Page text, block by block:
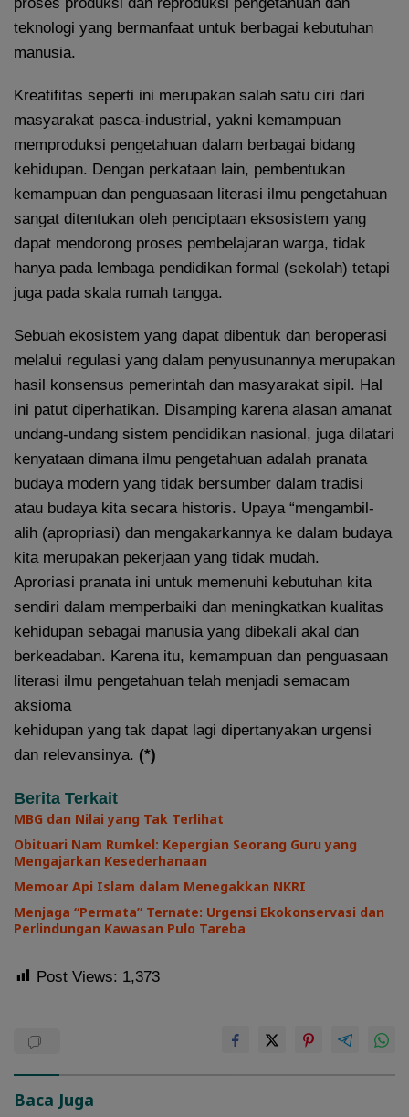
teknologi yang bermanfaat untuk berbagai kebutuhan
manusia.
Kreatifitas seperti ini merupakan salah satu ciri dari
masyarakat pasca-industrial, yakni kemampuan
memproduksi pengetahuan dalam berbagai bidang
kehidupan. Dengan perkataan lain, pembentukan
kemampuan dan penguasaan literasi ilmu pengetahuan
sangat ditentukan oleh penciptaan eksosistem yang
dapat mendorong proses pembelajaran warga, tidak
hanya pada lembaga pendidikan formal (sekolah) tetapi
juga pada skala rumah tangga.
Sebuah ekosistem yang dapat dibentuk dan beroperasi
melalui regulasi yang dalam penyusunannya merupakan
hasil konsensus pemerintah dan masyarakat sipil. Hal
ini patut diperhatikan. Disamping karena alasan amanat
undang-undang sistem pendidikan nasional, juga dilatari
kenyataan dimana ilmu pengetahuan adalah pranata
budaya modern yang tidak bersumber dalam tradisi
atau budaya kita secara historis. Upaya “mengambil-
alih (apropriasi) dan mengakarkannya ke dalam budaya
kita merupakan pekerjaan yang tidak mudah.
Aproriasi pranata ini untuk memenuhi kebutuhan kita
sendiri dalam memperbaiki dan meningkatkan kualitas
kehidupan sebagai manusia yang dibekali akal dan
berkeadaban. Karena itu, kemampuan dan penguasaan
literasi ilmu pengetahuan telah menjadi semacam
aksioma
kehidupan yang tak dapat lagi dipertanyakan urgensi
dan relevansinya. (*)
Berita Terkait
MBG dan Nilai yang Tak Terlihat
Obituari Nam Rumkel: Kepergian Seorang Guru yang
Mengajarkan Kesederhanaan
Memoar Api Islam dalam Menegakkan NKRI
Menjaga “Permata” Ternate: Urgensi Ekokonservasi dan
Perlindungan Kawasan Pulo Tareba
Post Views: 1,373
Baca Juga